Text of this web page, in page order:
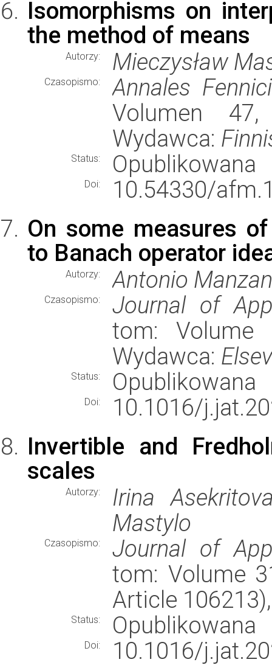
Isomorphisms on
the method of means
Autorzy: Mieczysław
Czasopismo:
Annales
Volumen
Wydawca:
Status: Opublikowana
Doi:
10.54330/
On some measures
to Banach operator
Autorzy: Antonio
Czasopismo:
Journal of
tom: Volume
Wydawca:
Status: Opublikowana
Doi:
10.1016/
Invertible and
scales
Autorzy:
Irina
Mastylo
Czasopismo:
Journal of
tom: Volume
Article
Status: Opublikowana
Doi:
10.1016/